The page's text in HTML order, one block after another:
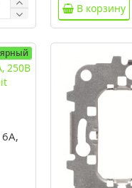
В корзину